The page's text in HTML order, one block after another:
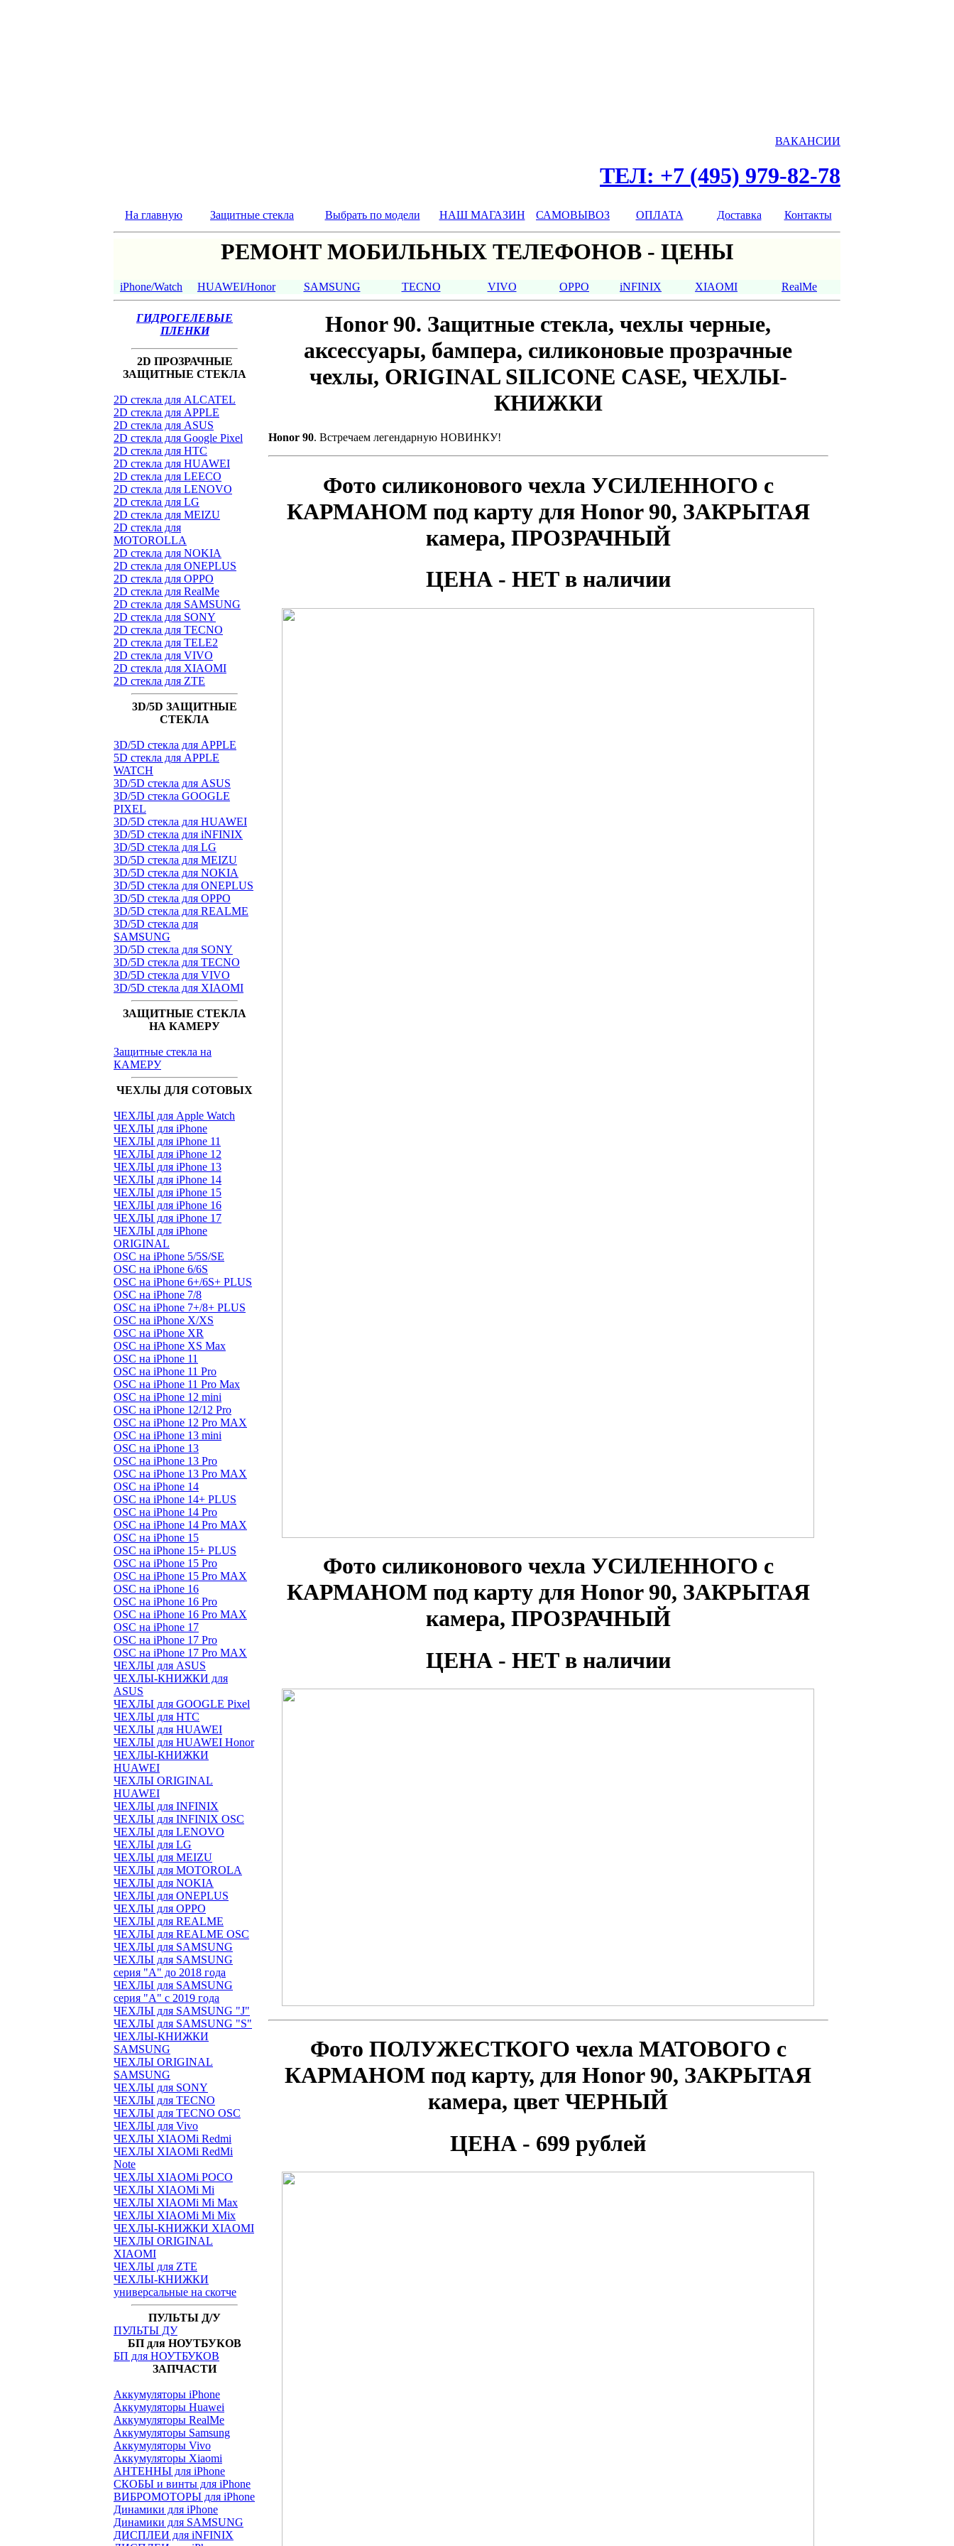
ВАКАНСИИ
ТЕЛ: +7 (495) 979-82-78
На главную Защитные стекла Выбрать по модели НАШ МАГАЗИН САМОВЫВОЗ ОПЛАТА Доставка Контакты
РЕМОНТ МОБИЛЬНЫХ ТЕЛЕФОНОВ - ЦЕНЫ
iPhone/Watch HUAWEI/Honor SAMSUNG TECNO VIVO OPPO iNFINIX XIAOMI RealMe
ГИДРОГЕЛЕВЫЕ
ПЛЕНКИ
2D ПРОЗРАЧНЫЕ
ЗАЩИТНЫЕ СТЕКЛА
2D стекла для ALCATEL
2D стекла для APPLE
2D стекла для ASUS
2D стекла для Google Pixel
2D стекла для HTC
2D стекла для HUAWEI
2D стекла для LEECO
2D стекла для LENOVO
2D стекла для LG
2D стекла для MEIZU
2D стекла для
MOTOROLLA
2D стекла для NOKIA
2D стекла для ONEPLUS
2D стекла для OPPO
2D стекла для RealMe
2D стекла для SAMSUNG
2D стекла для SONY
2D стекла для TECNO
2D стекла для TELE2
2D стекла для VIVO
2D стекла для XIAOMI
2D стекла для ZTE
3D/5D ЗАЩИТНЫЕ
СТЕКЛА
3D/5D стекла для APPLE
5D стекла для APPLE
WATCH
3D/5D стекла для ASUS
3D/5D стекла GOOGLE
PIXEL
3D/5D стекла для HUAWEI
3D/5D стекла для iNFINIX
3D/5D стекла для LG
3D/5D стекла для MEIZU
3D/5D стекла для NOKIA
3D/5D стекла для ONEPLUS
3D/5D стекла для OPPO
3D/5D стекла для REALME
3D/5D стекла для
SAMSUNG
3D/5D стекла для SONY
3D/5D стекла для TECNO
3D/5D стекла для VIVO
3D/5D стекла для XIAOMI
ЗАЩИТНЫЕ СТЕКЛА
НА КАМЕРУ
Защитные стекла на
КАМЕРУ
ЧЕХЛЫ ДЛЯ СОТОВЫХ
ЧЕХЛЫ для Apple Watch
ЧЕХЛЫ для iPhone
ЧЕХЛЫ для iPhone 11
ЧЕХЛЫ для iPhone 12
ЧЕХЛЫ для iPhone 13
ЧЕХЛЫ для iPhone 14
ЧЕХЛЫ для iPhone 15
ЧЕХЛЫ для iPhone 16
ЧЕХЛЫ для iPhone 17
ЧЕХЛЫ для iPhone
ORIGINAL
OSC на iPhone 5/5S/SE
OSC на iPhone 6/6S
OSC на iPhone 6+/6S+ PLUS
OSC на iPhone 7/8
OSC на iPhone 7+/8+ PLUS
OSC на iPhone X/XS
OSC на iPhone XR
OSC на iPhone XS Max
OSC на iPhone 11
OSC на iPhone 11 Pro
OSC на iPhone 11 Pro Max
OSC на iPhone 12 mini
OSC на iPhone 12/12 Pro
OSC на iPhone 12 Pro MAX
OSC на iPhone 13 mini
OSC на iPhone 13
OSC на iPhone 13 Pro
OSC на iPhone 13 Pro MAX
OSC на iPhone 14
OSC на iPhone 14+ PLUS
OSC на iPhone 14 Pro
OSC на iPhone 14 Pro MAX
OSC на iPhone 15
OSC на iPhone 15+ PLUS
OSC на iPhone 15 Pro
OSC на iPhone 15 Pro MAX
OSC на iPhone 16
OSC на iPhone 16 Pro
OSC на iPhone 16 Pro MAX
OSC на iPhone 17
OSC на iPhone 17 Pro
OSC на iPhone 17 Pro MAX
ЧЕХЛЫ для ASUS
ЧЕХЛЫ-КНИЖКИ для
ASUS
ЧЕХЛЫ для GOOGLE Pixel
ЧЕХЛЫ для HTC
ЧЕХЛЫ для HUAWEI
ЧЕХЛЫ для HUAWEI Honor
ЧЕХЛЫ-КНИЖКИ
HUAWEI
ЧЕХЛЫ ORIGINAL
HUAWEI
ЧЕХЛЫ для INFINIX
ЧЕХЛЫ для INFINIX OSC
ЧЕХЛЫ для LENOVO
ЧЕХЛЫ для LG
ЧЕХЛЫ для MEIZU
ЧЕХЛЫ для MOTOROLA
ЧЕХЛЫ для NOKIA
ЧЕХЛЫ для ONEPLUS
ЧЕХЛЫ для OPPO
ЧЕХЛЫ для REALME
ЧЕХЛЫ для REALME OSC
ЧЕХЛЫ для SAMSUNG
ЧЕХЛЫ для SAMSUNG
серия "A" до 2018 года
ЧЕХЛЫ для SAMSUNG
серия "A" с 2019 года
ЧЕХЛЫ для SAMSUNG "J"
ЧЕХЛЫ для SAMSUNG "S"
ЧЕХЛЫ-КНИЖКИ
SAMSUNG
ЧЕХЛЫ ORIGINAL
SAMSUNG
ЧЕХЛЫ для SONY
ЧЕХЛЫ для TECNO
ЧЕХЛЫ для TECNO OSC
ЧЕХЛЫ для Vivo
ЧЕХЛЫ XIAOMi Redmi
ЧЕХЛЫ XIAOMi RedMi
Note
ЧЕХЛЫ XIAOMi POCO
ЧЕХЛЫ XIAOMi Mi
ЧЕХЛЫ XIAOMi Mi Max
ЧЕХЛЫ XIAOMi Mi Mix
ЧЕХЛЫ-КНИЖКИ XIAOMI
ЧЕХЛЫ ORIGINAL
XIAOMI
ЧЕХЛЫ для ZTE
ЧЕХЛЫ-КНИЖКИ
универсальные на скотче
ПУЛЬТЫ Д/У
ПУЛЬТЫ ДУ
БП для НОУТБУКОВ
БП для НОУТБУКОВ
ЗАПЧАСТИ
Аккумуляторы iPhone
Аккумуляторы Huawei
Аккумуляторы RealMe
Аккумуляторы Samsung
Аккумуляторы Vivo
Аккумуляторы Xiaomi
АНТЕННЫ для iPhone
СКОБЫ и винты для iPhone
ВИБРОМОТОРЫ для iPhone
Динамики для iPhone
Динамики для SAMSUNG
ДИСПЛЕИ для iNFINIX
Honor 90. Защитные стекла, чехлы черные,
аксессуары, бампера, силиконовые прозрачные
чехлы, ORIGINAL SILICONE CASE, ЧЕХЛЫ-
КНИЖКИ
Honor 90. Встречаем легендарную НОВИНКУ!
Фото силиконового чехла УСИЛЕННОГО с
КАРМАНОМ под карту для Honor 90, ЗАКРЫТАЯ
камера, ПРОЗРАЧНЫЙ
ЦЕНА - НЕТ в наличии
Фото силиконового чехла УСИЛЕННОГО с
КАРМАНОМ под карту для Honor 90, ЗАКРЫТАЯ
камера, ПРОЗРАЧНЫЙ
ЦЕНА - НЕТ в наличии
Фото ПОЛУЖЕСТКОГО чехла МАТОВОГО с
КАРМАНОМ под карту, для Honor 90, ЗАКРЫТАЯ
камера, цвет ЧЕРНЫЙ
ЦЕНА - 699 рублей